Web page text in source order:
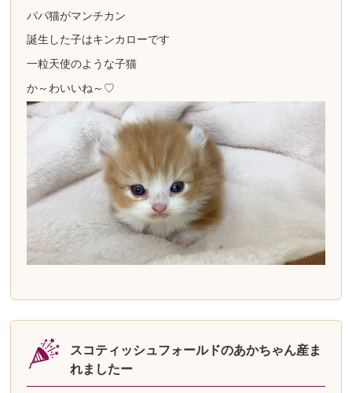
パパ猫がマンチカン
誕生した子はキンカローです
一粒天使のような子猫
か～わいいね～♡
スコティッシュフォールドのあかちゃん産ま
れましたー